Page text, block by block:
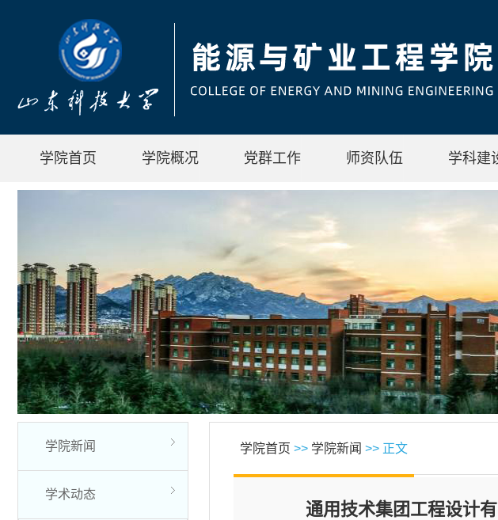
学院首页 学院概况 党群工作 师资队伍 学科建
学院新闻
学术动态
学院首页 >> 学院新闻 >> 正文
通用技术集团工程设计